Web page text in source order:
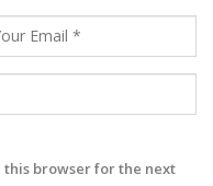
this browser for the next